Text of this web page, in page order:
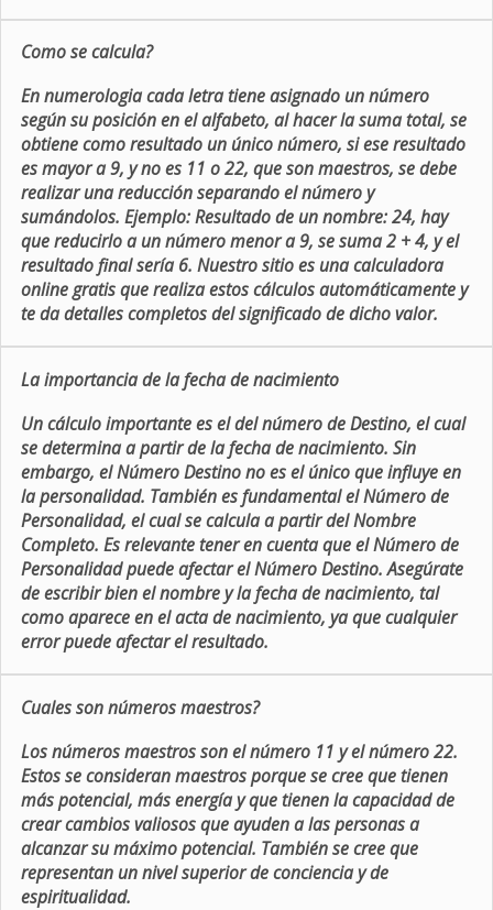
Como se calcula?
En numerologia cada letra tiene asignado un número
según su posición en el alfabeto, al hacer la suma total, se
obtiene como resultado un único número, si ese resultado
es mayor a 9, y no es 11 o 22, que son maestros, se debe
realizar una reducción separando el número y
sumándolos. Ejemplo: Resultado de un nombre: 24, hay
que reducirlo a un número menor a 9, se suma 2 + 4, y el
resultado final sería 6. Nuestro sitio es una calculadora
online gratis que realiza estos cálculos automáticamente y
te da detalles completos del significado de dicho valor.
La importancia de la fecha de nacimiento
Un cálculo importante es el del número de Destino, el cual
se determina a partir de la fecha de nacimiento. Sin
embargo, el Número Destino no es el único que influye en
la personalidad. También es fundamental el Número de
Personalidad, el cual se calcula a partir del Nombre
Completo. Es relevante tener en cuenta que el Número de
Personalidad puede afectar el Número Destino. Asegúrate
de escribir bien el nombre y la fecha de nacimiento, tal
como aparece en el acta de nacimiento, ya que cualquier
error puede afectar el resultado.
Cuales son números maestros?
Los números maestros son el número 11 y el número 22.
Estos se consideran maestros porque se cree que tienen
más potencial, más energía y que tienen la capacidad de
crear cambios valiosos que ayuden a las personas a
alcanzar su máximo potencial. También se cree que
representan un nivel superior de conciencia y de
espiritualidad.